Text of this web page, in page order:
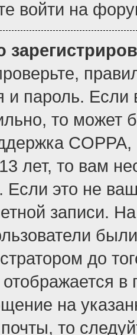
войти на
и пароль.
то может
лет, то вам
Если это не
записи.
до
в
на
то